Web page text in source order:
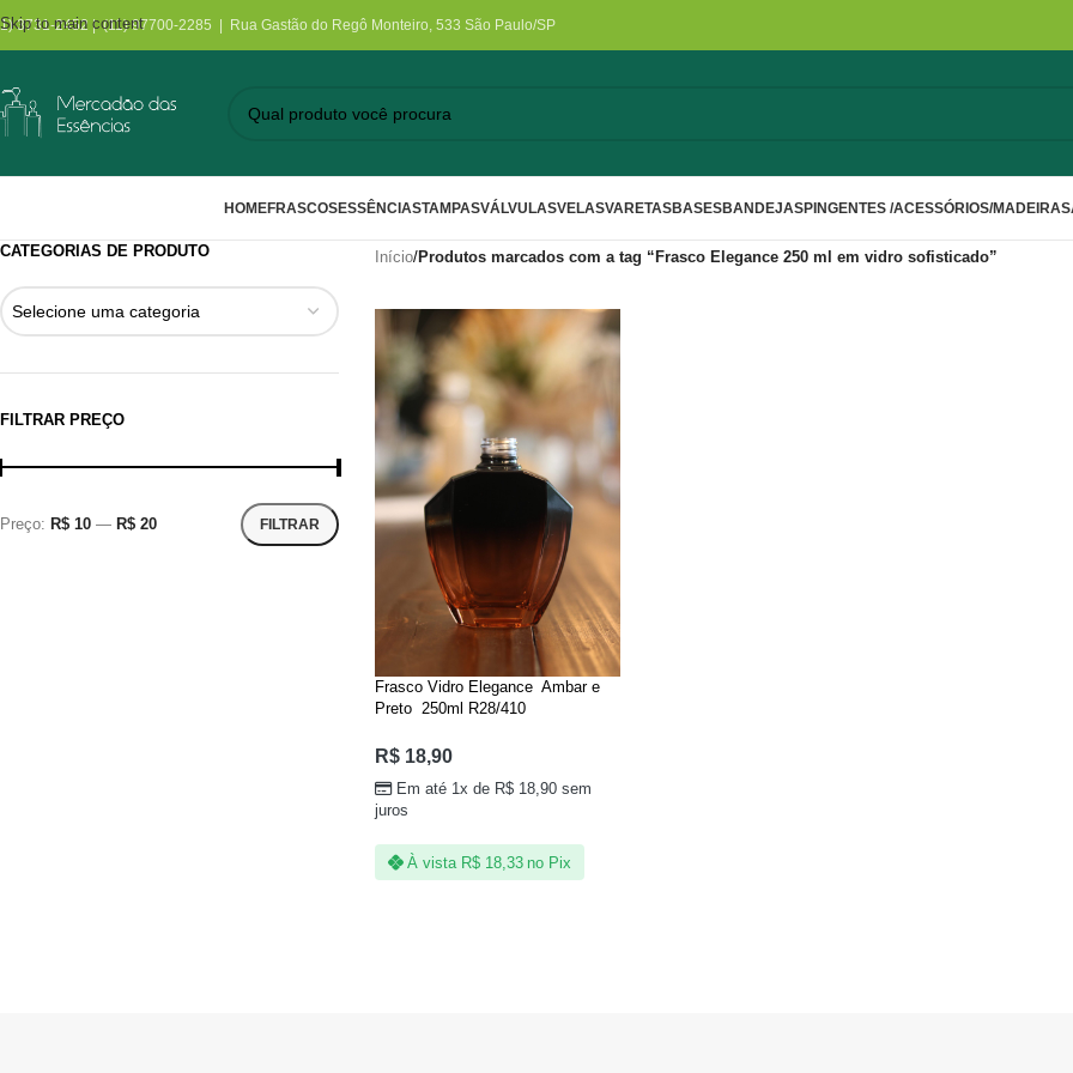
Skip to main content
3731-2452 | (11) 97700-2285 | Rua Gastão do Regô Monteiro, 533 São Paulo/SP
HOMEFRASCOSESSÊNCIASTAMPASVÁLVULASVELASVARETASBASESBANDEJASPINGENTES /ACESSÓRIOS/MADEIRA
CATEGORIAS DE PRODUTO
Selecione uma categoria
FILTRAR PREÇO
FILTRAR
Preço: R$ 10 — R$ 20
Início/Produtos marcados com a tag “Frasco Elegance 250 ml em vidro sofisticado”
Frasco Vidro Elegance Ambar e
Preto 250ml R28/410
R$18,90
Em até 1x de R$ 18,90 sem
juros
À vista R$18,33 no Pix